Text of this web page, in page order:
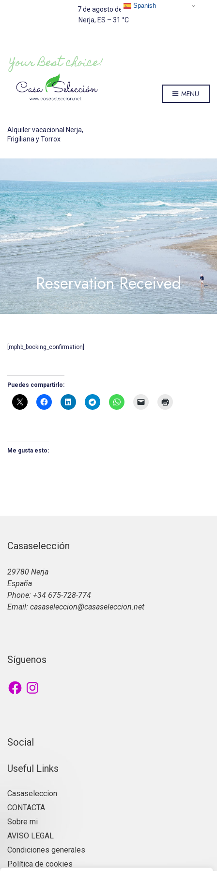
7 de agosto de 2026
Nerja, ES – 31 C
Alquiler vacacional Nerja,
Frigiliana y Torrox
MENU
Reservation Received
[mphb_booking_confirmation]
Puedes compartirlo:
Me gusta esto:
Casaselección
29780 Nerja
España
Phone: +34 675-728-774
Email: casaseleccion@casaseleccion.net
Síguenos
FacebookInstagram
Social
Useful Links
Casaseleccion
CONTACTA
Sobre mi
AVISO LEGAL
Condiciones generales
Política de cookies
Spanish